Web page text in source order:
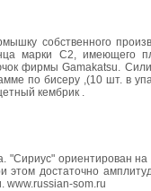
собственного
марки С2, имеющего
фирмы Gamakatsu.
по бисеру ,(10 шт. в
кембрик .
"Сириус" ориентирован
этом достаточно
www.russian-som.ru